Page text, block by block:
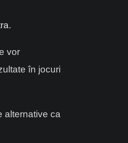
vor
în jocuri
alternative ca